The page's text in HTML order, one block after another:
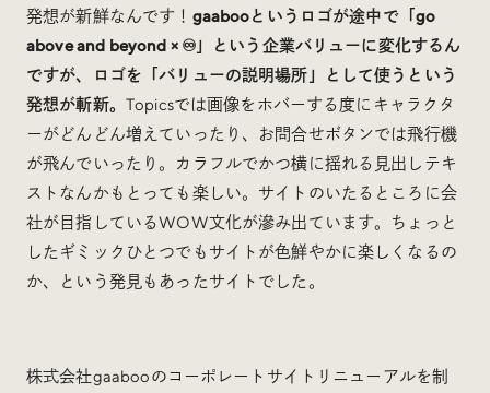
発想が新鮮なんです！ gaabooというロゴが途中で「go
above and beyond × ♾️」という企業バリューに変化するん
ですが、ロゴを「バリューの説明場所」として使うという
発想が斬新。 Topicsでは画像をホバーする度にキャラクタ
ーがどんどん増えていったり、お問合せボタンでは飛行機
が飛んでいったり。カラフルでかつ横に揺れる見出しテキ
ストなんかもとっても楽しい。サイトのいたるところに会
社が目指しているWOW文化が滲み出ています。ちょっと
したギミックひとつでもサイトが色鮮やかに楽しくなるの
か、という発見もあったサイトでした。
株式会社gaabooのコーポレートサイトリニューアルを制